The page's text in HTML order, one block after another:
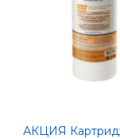
АКЦИЯ